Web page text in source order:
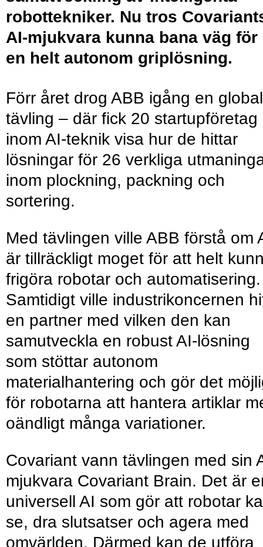
robottekniker. Nu tros
AI-mjukvara kunna bana väg för
en helt autonom griplösning.
Förr året drog ABB igång en global
tävling – där fick 20 startupföretag
inom AI-teknik visa hur de hittar
lösningar för 26 verkliga
inom plockning, packning och
sortering.
Med tävlingen ville ABB förstå om
är tillräckligt moget för att helt
frigöra robotar och automatisering.
Samtidigt ville industrikoncernen
en partner med vilken den kan
samutveckla en robust AI-lösning
som stöttar autonom
materialhantering och gör det
för robotarna att hantera artiklar
oändligt många variationer.
Covariant vann tävlingen med sin
mjukvara Covariant Brain. Det är
universell AI som gör att robotar
se, dra slutsatser och agera med
omvärlden. Därmed kan de utföra